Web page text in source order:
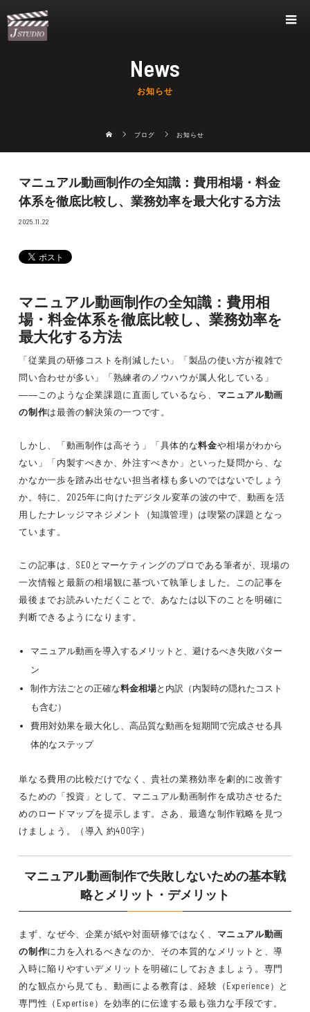
News
お知らせ
ブログ お知らせ
マニュアル動画制作の全知識：費用相場・料金
体系を徹底比較し、業務効率を最大化する方法
2025.11.22
マニュアル動画制作の全知識：費用相
場・料金体系を徹底比較し、業務効率を
最大化する方法
「従業員の研修コストを削減したい」「製品の使い方が複雑で
問い合わせが多い」「熟練者のノウハウが属人化している」
――このような企業課題に直面しているなら、 マニュアル動画
の制作は最善の解決策の一つです。
しかし、「動画制作は高そう」「具体的な料金や相場がわから
ない」「内製すべきか、外注すべきか」といった疑問から、な
かなか一歩を踏み出せない担当者様も多いのではないでしょう
か。特に、2025年に向けたデジタル変革の波の中で、動画を活
用したナレッジマネジメント（知識管理）は喫緊の課題となっ
ています。
この記事は、SEOとマーケティングのプロである筆者が、現場の
一次情報と最新の相場観に基づいて執筆しました。この記事を
最後までお読みいただくことで、あなたは以下のことを明確に
判断できるようになります。
マニュアル動画を導入するメリットと、避けるべき失敗パター
ン
制作方法ごとの正確な料金相場と内訳（内製時の隠れたコスト
も含む）
費用対効果を最大化し、高品質な動画を短期間で完成させる具
体的なステップ
単なる費用の比較だけでなく、貴社の業務効率を劇的に改善す
るための「投資」として、マニュアル動画制作を成功させるた
めのロードマップを提示します。さあ、最適な制作戦略を見つ
けましょう。（導入 約400字）
マニュアル動画制作で失敗しないための基本戦
略とメリット・デメリット
まず、なぜ今、企業が紙や対面研修ではなく、 マニュアル動画
の制作に力を入れるべきなのか、その本質的なメリットと、導
入時に陥りやすいデメリットを明確にしておきましょう。専門
的な観点から見ても、動画による教育は、経験（Experience）と
専門性（Expertise）を効率的に伝達する最も強力な手段です。